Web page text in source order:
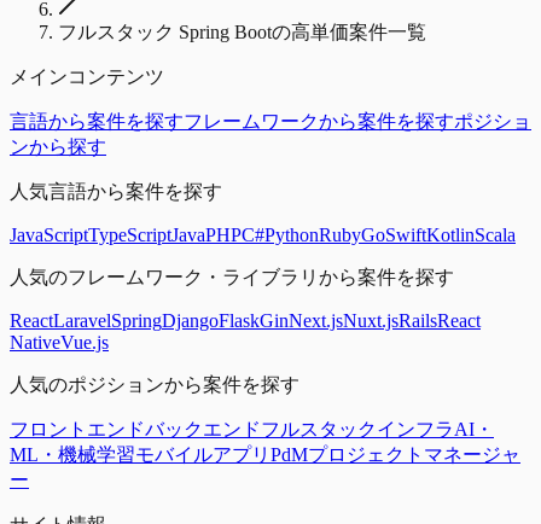
フルスタック Spring Bootの高単価案件一覧
メインコンテンツ
言語から案件を探すフレームワークから案件を探すポジショ
ンから探す
人気言語から案件を探す
JavaScriptTypeScriptJavaPHPC#PythonRubyGoSwiftKotlinScala
人気のフレームワーク・ライブラリから案件を探す
ReactLaravelSpringDjangoFlaskGinNext.jsNuxt.jsRailsReact
NativeVue.js
人気のポジションから案件を探す
フロントエンドバックエンドフルスタックインフラAI・
ML・機械学習モバイルアプリ PdMプロジェクトマネージャ
ー